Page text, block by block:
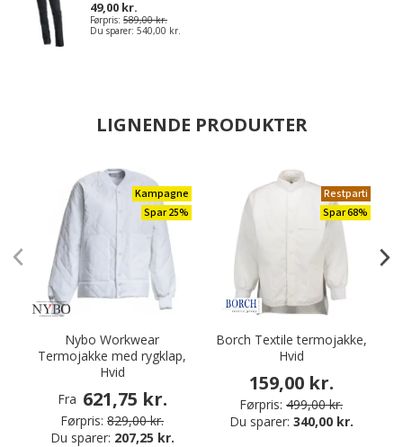
49,00 kr.
Førpris: 589,00 kr.
Du sparer: 540,00 kr.
LIGNENDE PRODUKTER
Kampagne
Spar 25%
Nybo Workwear
Termojakke med rygklap,
Hvid
Fra 621,75 kr.
Førpris: 829,00 kr.
Du sparer: 207,25 kr.
Restparti
Spar 68%
Borch Textile termojakke,
Hvid
159,00 kr.
Førpris: 499,00 kr.
Du sparer: 340,00 kr.